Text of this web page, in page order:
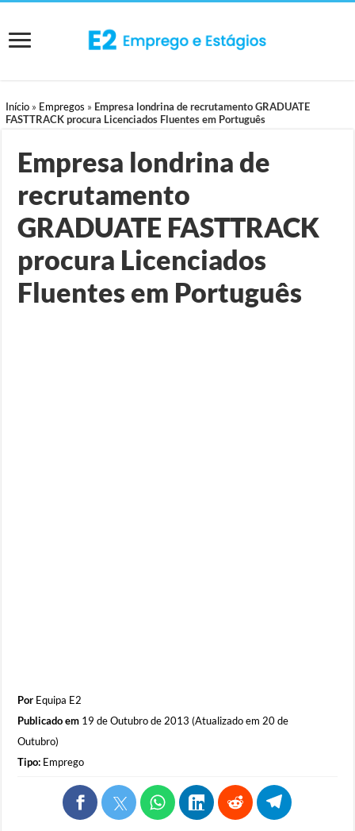
Início » Empregos » Empresa londrina de recrutamento GRADUATE
FASTTRACK procura Licenciados Fluentes em Português
Empresa londrina de
recrutamento
GRADUATE FASTTRACK
procura Licenciados
Fluentes em Português
Por Equipa E2
Publicado em 19 de Outubro de 2013 (Atualizado em 20 de
Outubro)
Tipo: Emprego